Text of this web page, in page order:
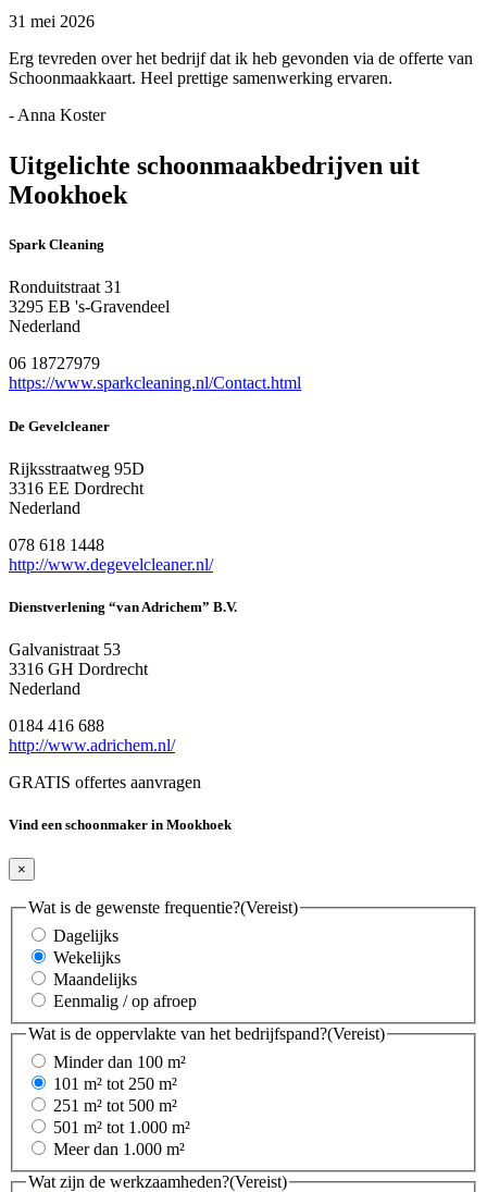
31 mei 2026
Erg tevreden over het bedrijf dat ik heb gevonden via de offerte van
Schoonmaakkaart. Heel prettige samenwerking ervaren.
- Anna Koster
Uitgelichte schoonmaakbedrijven uit
Mookhoek
Spark Cleaning
Ronduitstraat 31
3295 EB 's-Gravendeel
Nederland
06 18727979
https://www.sparkcleaning.nl/Contact.html
De Gevelcleaner
Rijksstraatweg 95D
3316 EE Dordrecht
Nederland
078 618 1448
http://www.degevelcleaner.nl/
Dienstverlening “van Adrichem” B.V.
Galvanistraat 53
3316 GH Dordrecht
Nederland
0184 416 688
http://www.adrichem.nl/
GRATIS offertes aanvragen
Vind een schoonmaker in Mookhoek
×
Wat is de gewenste frequentie?(Vereist)
Dagelijks
Wekelijks
Maandelijks
Eenmalig / op afroep
Wat is de oppervlakte van het bedrijfspand?(Vereist)
Minder dan 100 m²
101 m² tot 250 m²
251 m² tot 500 m²
501 m² tot 1.000 m²
Meer dan 1.000 m²
Wat zijn de werkzaamheden?(Vereist)